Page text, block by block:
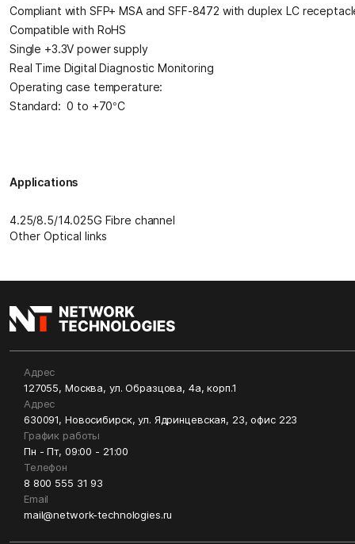
Compliant with SFP+ MSA and SFF-8472 with duplex LC
Compatible with RoHS
Single +3.3V power supply
Real Time Digital Diagnostic Monitoring
Operating case temperature:
Standard: 0 to +70°C
Applications
4.25/8.5/14.025G Fibre channel
Other Optical links
Адрес
127055, Москва, ул. Образцова, 4а, корп.1
Адрес
630091, Новосибирск, ул. Ядринцевская, 23, офис 223
График работы
Пн - Пт, 09:00 - 21:00
Телефон
8 800 555 31 93
Email
mail@network-technologies.ru